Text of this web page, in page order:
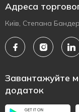
Адреса
Київ, Степана
Завантажуйте
додаток